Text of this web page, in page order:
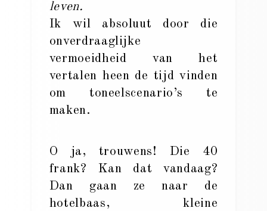
leven.
Ik wil absoluut door die
onverdraaglijke
vermoeidheid van het
vertalen heen de tijd vinden
om toneelscenario’s te
maken.
O ja, trouwens! Die 40
frank? Kan dat vandaag?
Dan gaan ze naar de
hotelbaas, kleine